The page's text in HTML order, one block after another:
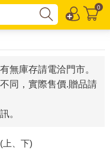
0
無庫存請電洽門市。
同，實際售價.贈品請
。
上、下)